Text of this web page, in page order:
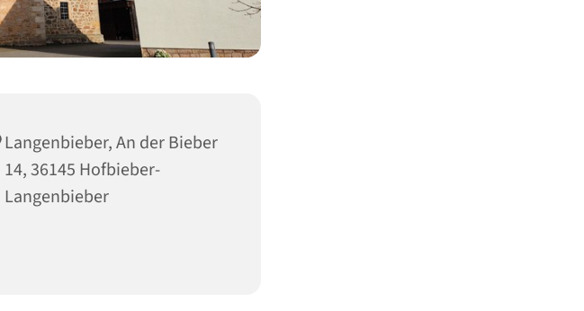
Langenbieber, An der Bieber
14, 36145 Hofbieber-
Langenbieber